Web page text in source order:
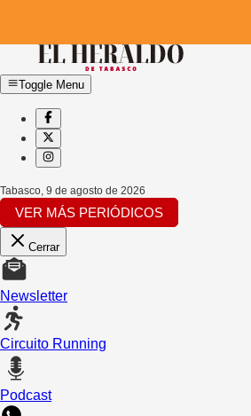
Toggle Menu
Tabasco, 9 de agosto de 2026
VER MÁS PERIÓDICOS
Cerrar
Newsletter
Circuito Running
Podcast